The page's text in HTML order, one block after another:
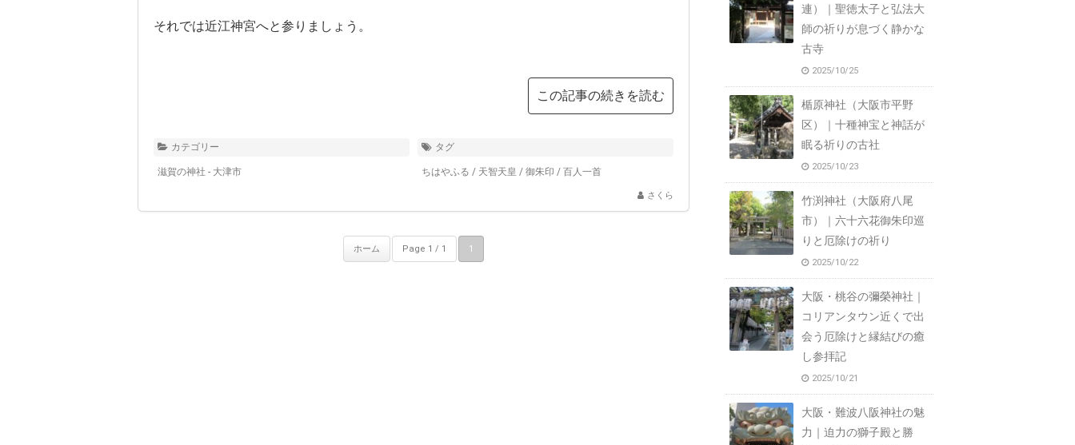
それでは近江神宮へと参りましょう。
この記事の続きを読む
カテゴリー
滋賀の神社 - 大津市
タグ
ちはやふる / 天智天皇 / 御朱印 / 百人一首
さくら
ホーム Page 1 / 1 1
連）｜聖徳太子と弘法大
師の祈りが息づく静かな
古寺
2025/10/25
楯原神社（大阪市平野
区）｜十種神宝と神話が
眠る祈りの古社
2025/10/23
竹渕神社（大阪府八尾
市）｜六十六花御朱印巡
りと厄除けの祈り
2025/10/22
大阪・桃谷の彌榮神社｜
コリアンタウン近くで出
会う厄除けと縁結びの癒
し参拝記
2025/10/21
大阪・難波八阪神社の魅
力｜迫力の獅子殿と勝